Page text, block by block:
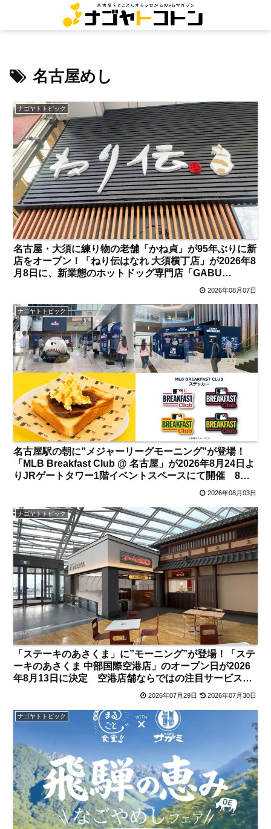
名古屋めし
ナゴヤトトピック
名古屋・大須に練り物の老舗「かね貞」が95年ぶりに新
店をオープン！「ねり伝はなれ 大須横丁店」が2026年8
月8日に、新業態のホットドッグ専門店「GABU
DOGS」が8月11日にそれぞれオープン 注目の食べ歩き
2026年08月07日
ナゴヤトトピック
名古屋駅の朝に”メジャーリーグモーニング”が登場！
「MLB Breakfast Club @ 名古屋」が2026年8月24日よ
りJRゲートタワー1階イベントスペースにて開催 8月5
日からは「MLB MUSEUM」が先行スタート 注目のメ
2026年08月03日
ナゴヤトトピック
「ステーキのあさくま」に”モーニング”が登場！「ステ
ーキのあさくま 中部国際空港店」のオープン日が2026
年8月13日に決定 空港店舗ならではの注目サービス
2026年07月29日 2026年07月30日
ナゴヤトトピック